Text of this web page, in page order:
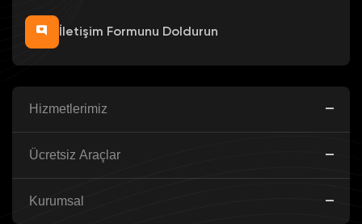
İletişim Formunu Doldurun
Hizmetlerimiz
Ücretsiz Araçlar
Kurumsal